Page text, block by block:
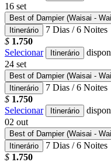
16 set
Best of Dampier (Waisai -
Itinerário
7 Dias / 6 Noites
$ 1.750
Selecionar
Itinerário
24 set
Best of Dampier (Waisai -
Itinerário
7 Dias / 6 Noites
$ 1.750
Selecionar
Itinerário
02 out
Best of Dampier (Waisai -
Itinerário
7 Dias / 6 Noites
$ 1.750